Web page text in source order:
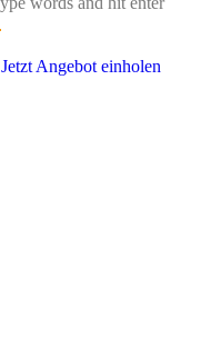
Jetzt Angebot einholen